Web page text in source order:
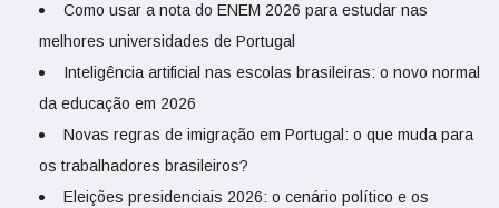
Como usar a nota do ENEM 2026 para estudar nas
melhores universidades de Portugal
Inteligência artificial nas escolas brasileiras: o novo normal
da educação em 2026
Novas regras de imigração em Portugal: o que muda para
os trabalhadores brasileiros?
Eleições presidenciais 2026: o cenário político e os